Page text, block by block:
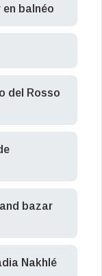
en balnéo
del Rosso
bazar
Nakhlé